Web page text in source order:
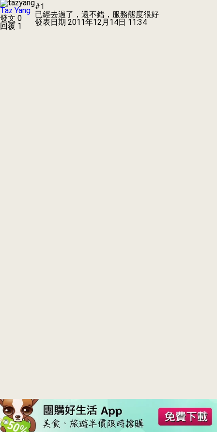
Taz Yang
發文 0
回覆 1
#1
已經去過了，還不錯，服務態度很好
發表日期 2011年12月14日 11:34